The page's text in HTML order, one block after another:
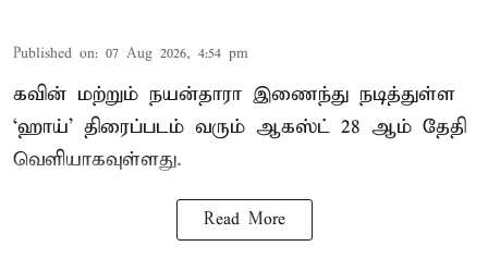
Published on: 07 Aug 2026, 4:54 pm
கவின் மற்றும் நயன்தாரா இணைந்து நடித்துள்ள
‘ஹாய்’ திரைப்படம் வரும் ஆகஸ்ட் 28 ஆம் தேதி
வெளியாகவுள்ளது.
Read More